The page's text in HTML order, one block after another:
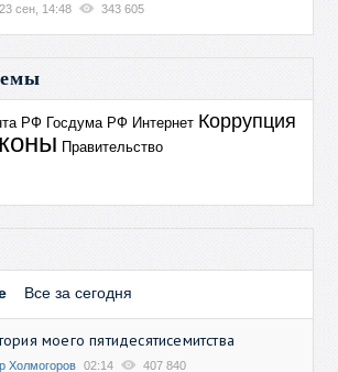
23 сен, 14:48 343 605
РФ Госдума РФ Интернет Коррупция
Правительство
Все за сегодня
моего пятидесятисемитства
Холмогоров 02:14 407 840